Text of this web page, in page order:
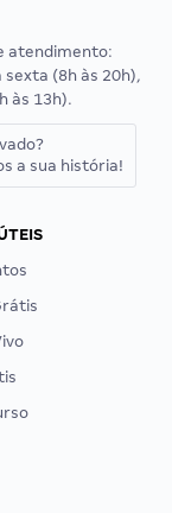
atendimento:
sexta (8h às 20h),
às 13h).
a sua história!